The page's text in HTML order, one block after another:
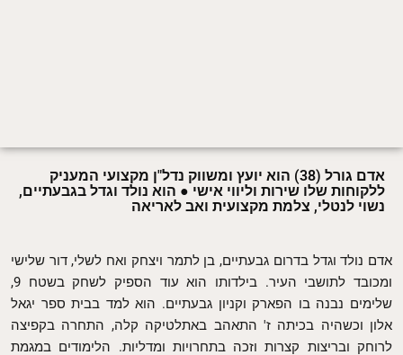
אדם גורל (38) הוא יועץ ומשווק נדל"ן מקצועי המעניק
ללקוחות שלו שירות וליווי אישי ● הוא נולד וגדל בגבעתיים,
נשוי לנטלי, צלמת מקצועית ואב לאריאה
אדם נולד וגדל בדרום גבעתיים, בן לתמר ויצחק ואח לשלי, דור שלישי
ומכובד לתושבי העיר. בילדותו הוא עוד הספיק לשחק בשטח 9,
שלימים נבנה בו הפארק וקניון גבעתיים. הוא למד בבית ספר יגאל
אלון וכשהיה בכיתה ז' התאהב באתלטיקה קלה, התחרה בקפיצה
לרוחק ובריצות קצרות וזכה בתחרויות ומדליות. הלימודים במגמת